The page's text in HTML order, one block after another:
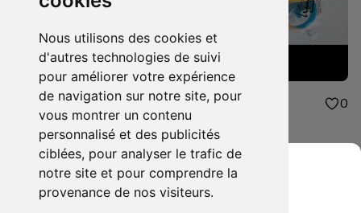
Nous utilisons des cookies et
d'autres technologies de suivi
pour améliorer votre expérience
de navigation sur notre site, pour
vous montrer un contenu
personnalisé et des publicités
ciblées, pour analyser le trafic de
notre site et pour comprendre la
provenance de nos visiteurs.
4.00€ 0
peluche mcdonald
4.00€ 0